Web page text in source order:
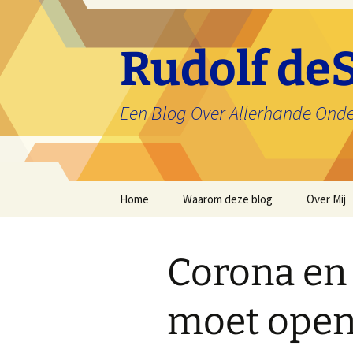
inhoud
Rudolf
Een Blog Over Allerhande
Home Waarom deze blog Over Mij
Corona
moet